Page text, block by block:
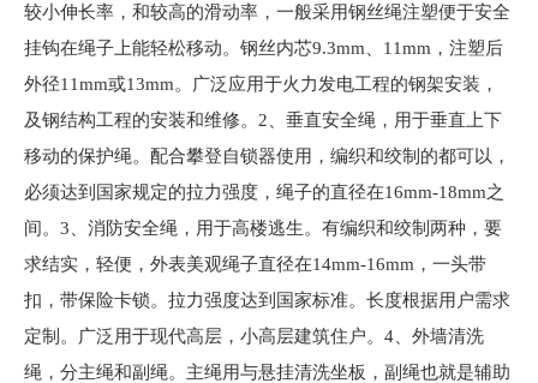
较小伸长率，和较高的滑动率，一般采用钢丝绳注塑便于安全
挂钩在绳子上能轻松移动。钢丝内芯9.3mm、11mm，注塑后
外径11mm或13mm。广泛应用于火力发电工程的钢架安装，
及钢结构工程的安装和维修。2、垂直安全绳，用于垂直上下
移动的保护绳。配合攀登自锁器使用，编织和绞制的都可以，
必须达到国家规定的拉力强度，绳子的直径在16mm-18mm之
间。3、消防安全绳，用于高楼逃生。有编织和绞制两种，要
求结实，轻便，外表美观绳子直径在14mm-16mm，一头带
扣，带保险卡锁。拉力强度达到国家标准。长度根据用户需求
定制。广泛用于现代高层，小高层建筑住户。4、外墙清洗
绳，分主绳和副绳。主绳用与悬挂清洗坐板，副绳也就是辅助